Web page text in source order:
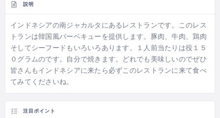
説明
インドネシアの南ジャカルタにあるレストランです。このレス
トランは韓国風バーベキューを提供します。豚肉、牛肉、鶏肉
そしてシーフードもいろいろあります。１人前当たりは役１５
０グラムのです。自分で焼きます。どれでも美味しいのでぜひ
皆さんもインドネシアに来たら必ずこのレストランに来て食べ
てみてくださいね。
注目ポイント